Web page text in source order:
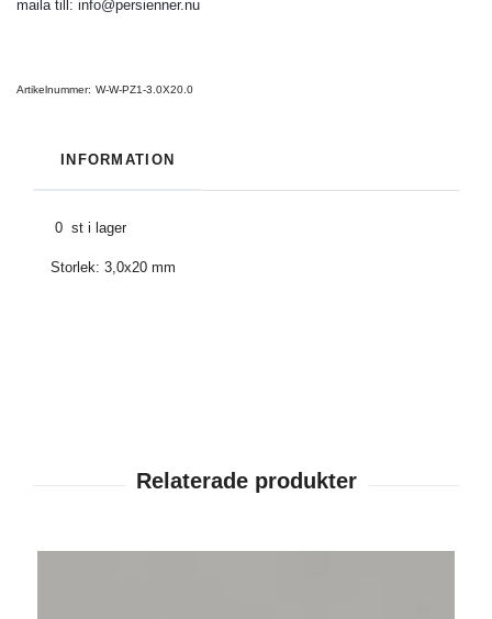
maila till: info@persienner.nu
Artikelnummer: W-W-PZ1-3.0X20.0
INFORMATION
0 st i lager
Storlek: 3,0x20 mm